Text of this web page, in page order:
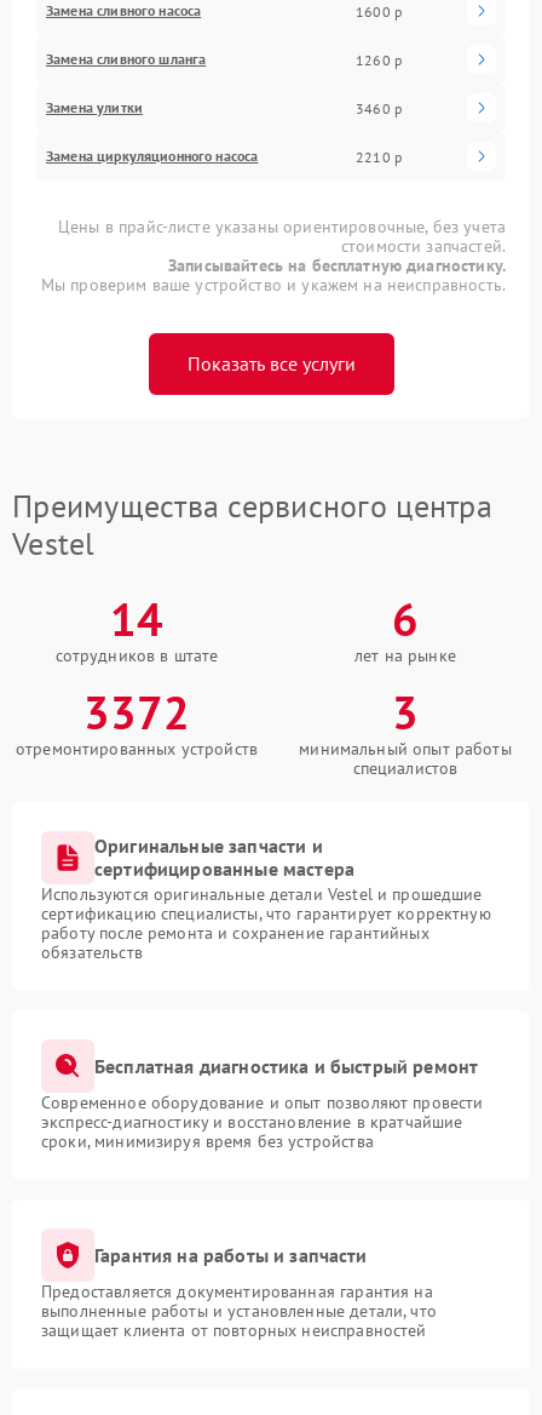
Замена сливного насоса 1600 р
Замена сливного шланга 1260 р
Замена улитки 3460 р
Замена циркуляционного насоса 2210 р
Цены в прайс-листе указаны ориентировочные, без учета
стоимости запчастей.
Записывайтесь на бесплатную диагностику.
Мы проверим ваше устройство и укажем на неисправность.
Показать все услуги
Преимущества сервисного центра
Vestel
14
сотрудников в штате
6
лет на рынке
3372
отремонтированных устройств
3
минимальный опыт работы
специалистов
Оригинальные запчасти и
сертифицированные мастера
Используются оригинальные детали Vestel и прошедшие
сертификацию специалисты, что гарантирует корректную
работу после ремонта и сохранение гарантийных
обязательств
Бесплатная диагностика и быстрый ремонт
Современное оборудование и опыт позволяют провести
экспресс-диагностику и восстановление в кратчайшие
сроки, минимизируя время без устройства
Гарантия на работы и запчасти
Предоставляется документированная гарантия на
выполненные работы и установленные детали, что
защищает клиента от повторных неисправностей